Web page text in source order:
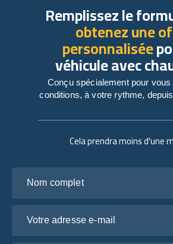
Cela prendra moins d'une
Remplissez le
obtenez une
personnalisée
véhicule avec
Conçu spécialement pour
conditions, à votre rythme, depuis